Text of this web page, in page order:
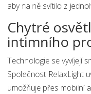
aby na ně svítilo z
Chytré
intimního
Technologie se vyvíjejí
Společnost RelaxLight
umožňuje přes mobilní